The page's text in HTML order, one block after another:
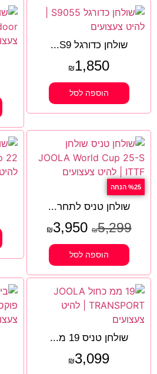
שולחן כדורגל S9...
₪1,850
הוספה לסל
%25 הנחה
שולחן טניס לתחר...
₪5,299
₪3,950
הוספה לסל
שולחן טניס 19 מ...
₪3,099